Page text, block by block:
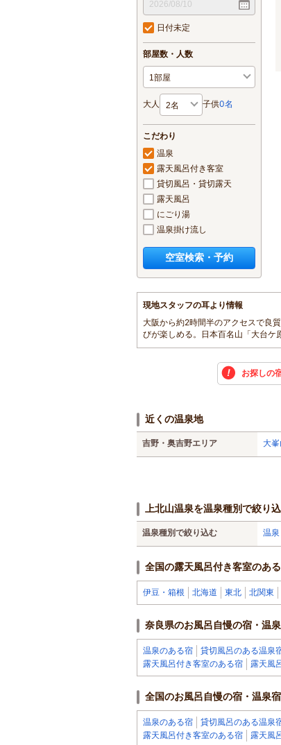
日付未定
部屋数・人数
大人 子供0名
こだわり
温泉
露天風呂付き客室
貸切風呂・貸切露天
露天風呂
にごり湯
温泉掛け流し
空室検索・予約
現地スタッフの耳より情報
大阪から約2時間半のアクセスで良
びが楽しめる。日本百名山「大台ケ
お探しの
近くの温泉地
吉野・奥吉野エリア 大
上北山温泉を温泉種別で絞り
温泉種別で絞り込む 温
全国の露天風呂付き客室のあ
伊豆・箱根 北海道 東北 北関東
奈良県のお風呂自慢の宿・温
温泉のある宿 貸切風呂のある温泉
露天風呂付き客室のある宿
露天風
全国のお風呂自慢の宿・温泉宿
温泉のある宿 貸切風呂のある温泉
露天風呂付き客室のある宿
露天風